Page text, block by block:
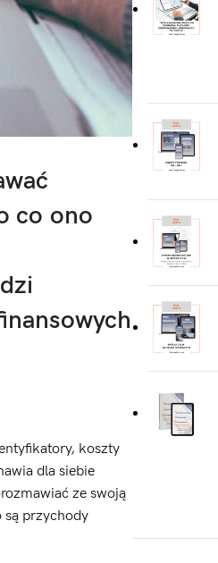
co ono
koszty
dla siebie
ze swoją
są przychody